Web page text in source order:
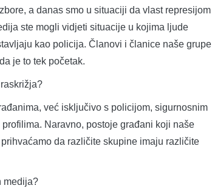
a danas smo u situaciji da vlast represijom
ste mogli vidjeti situacije u kojima ljude
kao policija. Članovi i članice naše grupe
je to tek početak.
već isključivo s policijom, sigurnosnim
Naravno, postoje građani koji naše
da različite skupine imaju različite
medija?